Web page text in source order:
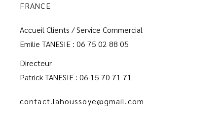
FRANCE
Accueil Clients / Service Commercial
Emilie TANESIE : 06 75 02 88 05
Directeur
Patrick TANESIE : 06 15 70 71 71
contact.lahoussoye@gmail.com